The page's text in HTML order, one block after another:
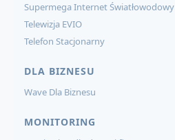
Supermega Internet Światłowodowy
Telewizja EVIO
Telefon Stacjonarny
DLA BIZNESU
Wave Dla Biznesu
MONITORING